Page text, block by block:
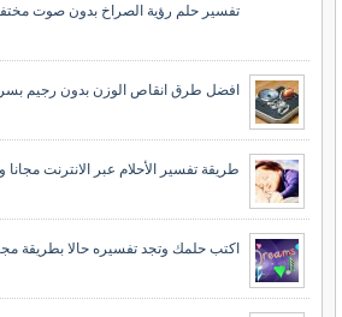
تفسير حلم رؤية الصراخ بدون صوت
افضل طرق انقاص الوزن بدون رجيم
طريقة تفسير الأحلام عبر الانترنت مجانا
اكتب حلمك وتجد تفسيره حالا بطريقة